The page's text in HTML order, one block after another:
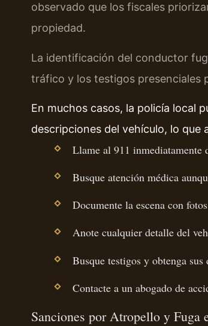
observado que los fiscales
propiedad.
La identificación del conductor
tráfico y los testigos presenciales
En muchos casos, la policía local
descripciones del vehículo, lo que
Llame al 911 inmediatamente
Busque atención médica
Documente la escena con
Anote cualquier detalle del
Busque testigos y obtenga sus
Contacte a un abogado de
Sanciones por Atropello y Fuga